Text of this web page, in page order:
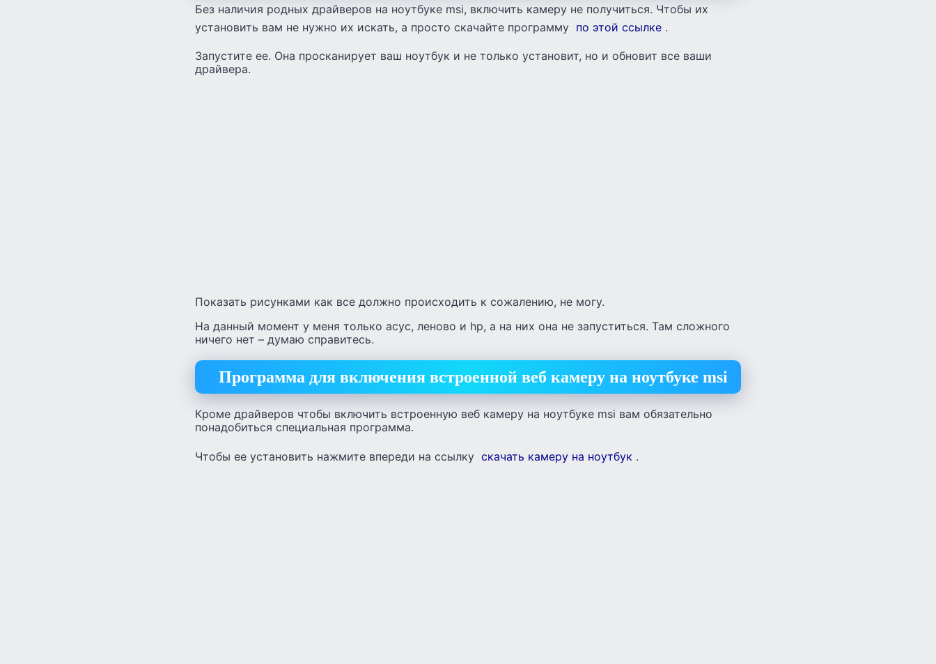
Без наличия родных драйверов на ноутбуке msi, включить камеру не получиться. Чтобы их
установить вам не нужно их искать, а просто скачайте программу по этой ссылке .
Запустите ее. Она просканирует ваш ноутбук и не только установит, но и обновит все ваши
драйвера.
Показать рисунками как все должно происходить к сожалению, не могу.
На данный момент у меня только асус, леново и hp, а на них она не запуститься. Там сложного
ничего нет – думаю справитесь.
Программа для включения встроенной веб камеру на ноутбуке msi
Кроме драйверов чтобы включить встроенную веб камеру на ноутбуке msi вам обязательно
понадобиться специальная программа.
Чтобы ее установить нажмите впереди на ссылку скачать камеру на ноутбук .